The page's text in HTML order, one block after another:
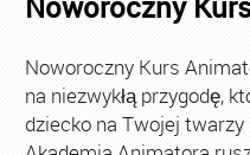
Noworoczny Kurs
na niezwykłą przygodę,
dziecko na Twojej twarzy